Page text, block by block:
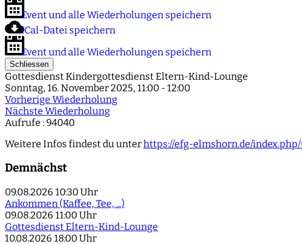
Event und alle Wiederholungen speichern
iCal-Datei speichern
Event und alle Wiederholungen speichern
Schliessen
Gottesdienst Kindergottesdienst Eltern-Kind-Lounge
Sonntag, 16. November 2025, 11:00 - 12:00
Vorherige Wiederholung
Nächste Wiederholung
Aufrufe : 94040
Weitere Infos findest du unterhttps://efg-elmshorn.de/
Demnächst
09.08.2026 10:30 Uhr
Ankommen (Kaffee, Tee, ...)
09.08.2026 11:00 Uhr
Gottesdienst Eltern-Kind-Lounge
10.08.2026 18:00 Uhr